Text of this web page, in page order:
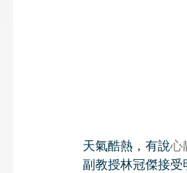
天氣酷熱，有說心
副教授林冠​傑接